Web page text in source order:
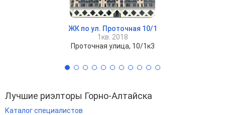
ЖК по ул. Проточная 10/1
1кв. 2018
Проточная улица, 10/1к3
Лучшие риэлторы Горно-Алтайска
Каталог специалистов